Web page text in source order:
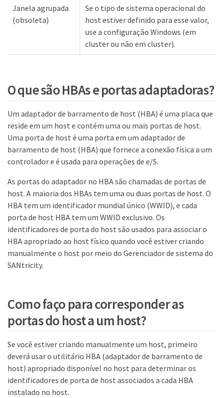
Janela agrupada
(obsoleta)
Se o tipo de sistema operacional do
host estiver definido para esse valor,
use a configuração Windows (em
cluster ou não em cluster).
O que são HBAs e portas adaptadoras?
Um adaptador de barramento de host (HBA) é uma placa que
reside em um host e contém uma ou mais portas de host.
Uma porta de host é uma porta em um adaptador de
barramento de host (HBA) que fornece a conexão física a um
controlador e é usada para operações de e/S.
As portas do adaptador no HBA são chamadas de portas de
host. A maioria dos HBAs tem uma ou duas portas de host. O
HBA tem um identificador mundial único (WWID), e cada
porta de host HBA tem um WWID exclusivo. Os
identificadores de porta do host são usados para associar o
HBA apropriado ao host físico quando você estiver criando
manualmente o host por meio do Gerenciador de sistema do
SANtricity.
Como faço para corresponder as
portas do host a um host?
Se você estiver criando manualmente um host, primeiro
deverá usar o utilitário HBA (adaptador de barramento de
host) apropriado disponível no host para determinar os
identificadores de porta de host associados a cada HBA
instalado no host.